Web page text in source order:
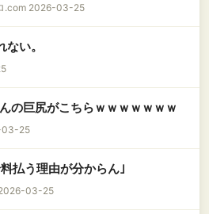
.com 2026-03-25
い。
の巨尻がこちらｗｗｗｗｗｗｗ
03-25
払う理由が分からん｣
03-25